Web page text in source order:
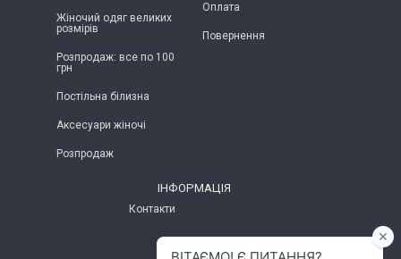
Жіночий одяг великих
розмірів
Розпродаж: все по 100
грн
Постільна білизна
Аксесуари жіночі
Розпродаж
Оплата
Повернення
ІНФОРМАЦІЯ
Контакти